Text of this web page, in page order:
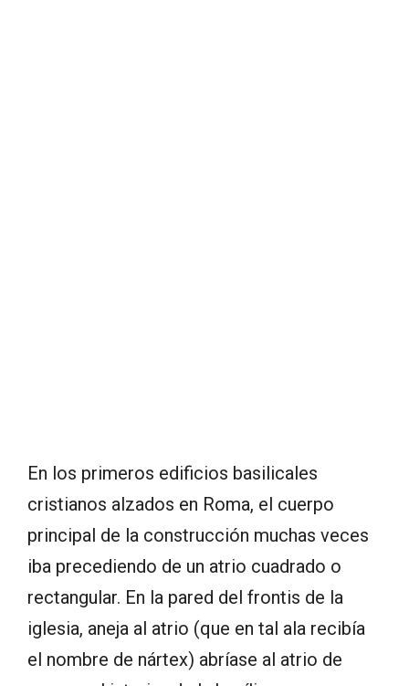
En los primeros edificios basilicales
cristianos alzados en Roma, el cuerpo
principal de la construcción muchas veces
iba precediendo de un atrio cuadrado o
rectangular. En la pared del frontis de la
iglesia, aneja al atrio (que en tal ala recibía
el nombre de nártex) abríase al atrio de